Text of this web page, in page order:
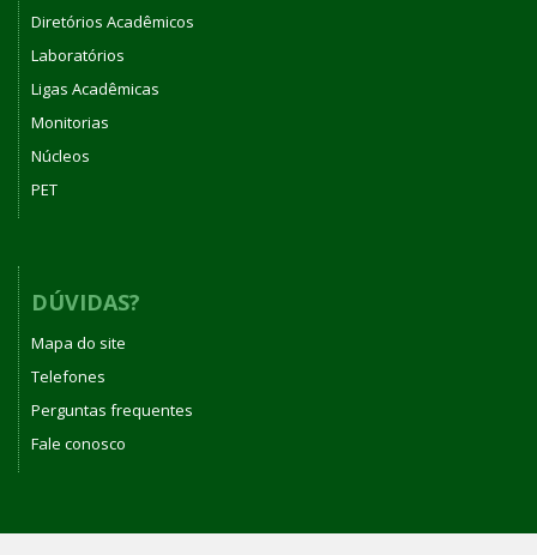
Diretórios Acadêmicos
Laboratórios
Ligas Acadêmicas
Monitorias
Núcleos
PET
DÚVIDAS?
Mapa do site
Telefones
Perguntas frequentes
Fale conosco